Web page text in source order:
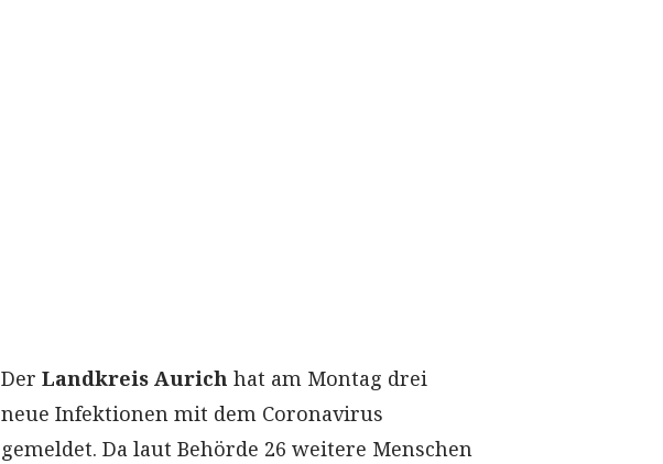
Der Landkreis Aurich hat am Montag drei
neue Infektionen mit dem Coronavirus
gemeldet. Da laut Behörde 26 weitere Menschen